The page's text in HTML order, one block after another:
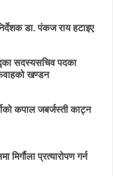
डा. पंकज राय हटाइए
सदस्यसचिव पदका
खण्डन
कपाल जबर्जस्ती काट्न
प्रत्यारोपण गर्न